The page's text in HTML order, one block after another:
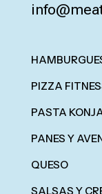
PIZZA
PASTA
PANES Y
QUESO
SALSAS Y